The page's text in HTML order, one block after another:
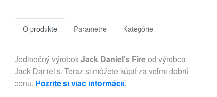
O produkte Parametre Kategórie
Jedinečný výrobokJack Daniel's Fireod výrobca
Jack Daniel's. Teraz si môžete kúpiť za veľmi dobrú
cenu. Pozrite si viac informácií.